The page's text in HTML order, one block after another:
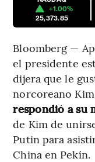
+1.00%
25,373.85
Bloomberg —
el presidente
dijera que le
norcoreano
respondió a su
de Kim de
Putin para
China en Pekín.